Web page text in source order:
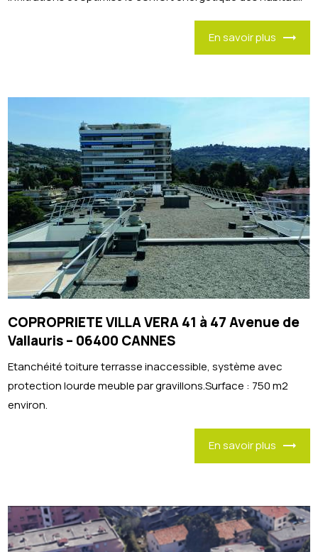
En savoir plus
COPROPRIETE VILLA VERA 41 à 47 Avenue de
Vallauris – 06400 CANNES
Etanchéité toiture terrasse inaccessible, système avec
protection lourde meuble par gravillons.Surface : 750 m2
environ.
En savoir plus